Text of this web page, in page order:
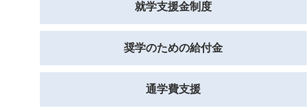
就学支援金制度
奨学のための給付金
通学費支援